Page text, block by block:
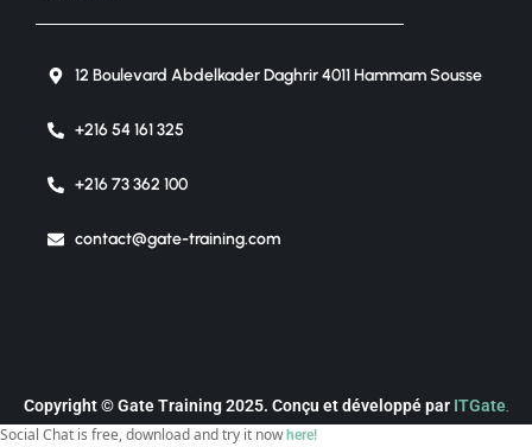
12 Boulevard Abdelkader Daghrir 4011 Hammam Sousse
+216 54 161 325
+216 73 362 100
contact@gate-training.com
Copyright © Gate Training 2025. Conçu et développé par ITGate.
Social Chat is free, download and try it now here!